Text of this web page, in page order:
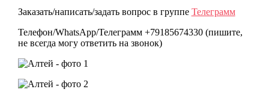
Заказать/написать/задать вопрос в группе Телеграмм
Телефон/WhatsApp/Телеграмм +79185674330 (пишите,
не всегда могу ответить на звонок)